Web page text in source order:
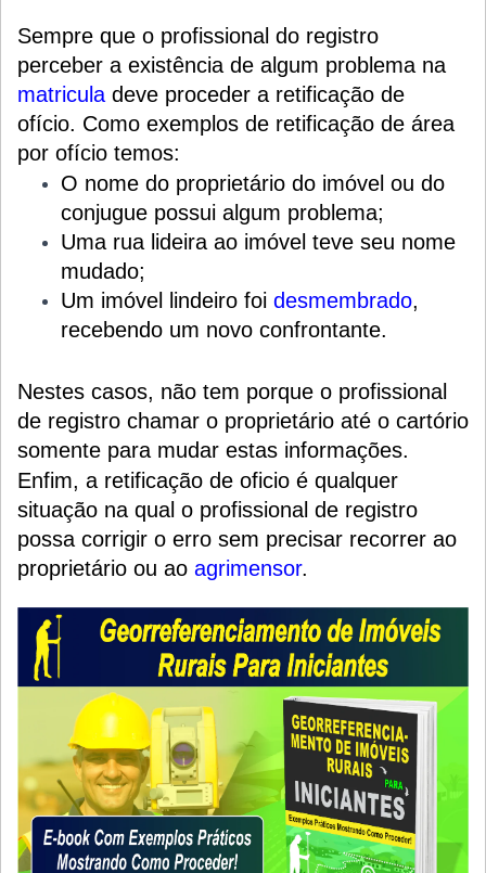
Sempre que o profissional do registro
perceber a existência de algum problema na
matricula deve proceder a retificação de
ofício. Como exemplos de retificação de área
por ofício temos:
O nome do proprietário do imóvel ou do
conjugue possui algum problema;
Uma rua lideira ao imóvel teve seu nome
mudado;
Um imóvel lindeiro foi desmembrado,
recebendo um novo confrontante.
Nestes casos, não tem porque o profissional
de registro chamar o proprietário até o cartório
somente para mudar estas informações.
Enfim, a retificação de oficio é qualquer
situação na qual o profissional de registro
possa corrigir o erro sem precisar recorrer ao
proprietário ou ao agrimensor.